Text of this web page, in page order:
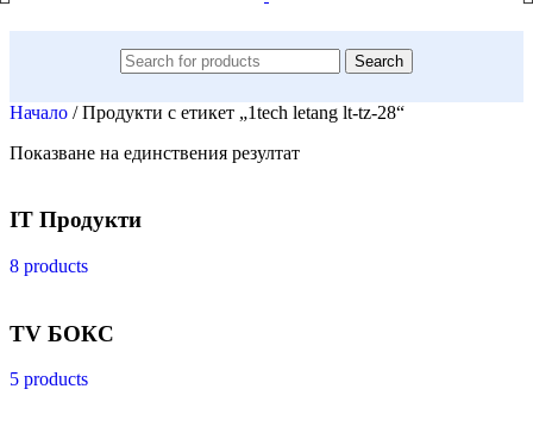
Search
Начало / Продукти с етикет „1tech letang lt-tz-28“
Показване на единствения резултат
IT Продукти
8 products
TV БОКС
5 products